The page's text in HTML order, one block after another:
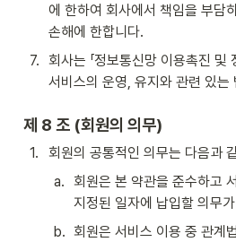
에 한하여 회사에서 책임을 부담
손해에 한합니다.
7. 회사는 「정보통신망 이용촉진 및
서비스의 운영, 유지와 관련 있는
제 8 조 (회원의 의무)
1.
회원의 공통적인 의무는 다음과
a. 회원은 본 약관을 준수하고
지정된 일자에 납입할 의무
b. 회원은 서비스 이용 중 관계